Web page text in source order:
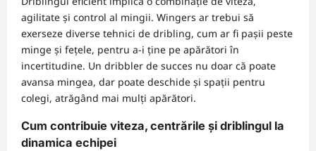
agilitate și control al mingii. Wingers ar trebui să
exerseze diverse tehnici de dribling, cum ar fi pașii peste
minge și fețele, pentru a-i ține pe apărători în
incertitudine. Un dribbler de succes nu doar că poate
avansa mingea, dar poate deschide și spații pentru
colegi, atrăgând mai mulți apărători.
Cum contribuie viteza, centrările și driblingul la
dinamica echipei